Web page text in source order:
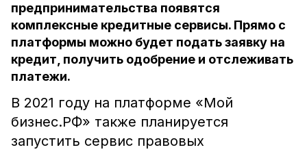
предпринимательства появятся
комплексные кредитные сервисы. Прямо с
платформы можно будет подать заявку на
кредит, получить одобрение и отслеживать
платежи.
В 2021 году на платформе «Мой
бизнес.РФ» также планируется
запустить сервис правовых